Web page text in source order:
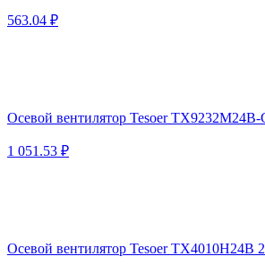
563.04 ₽
Осевой вентилятор Tesoer
1 051.53 ₽
Осевой вентилятор Tesoer TX4010H24B